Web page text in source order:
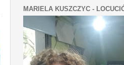
MARIELA KUSZCZYC -